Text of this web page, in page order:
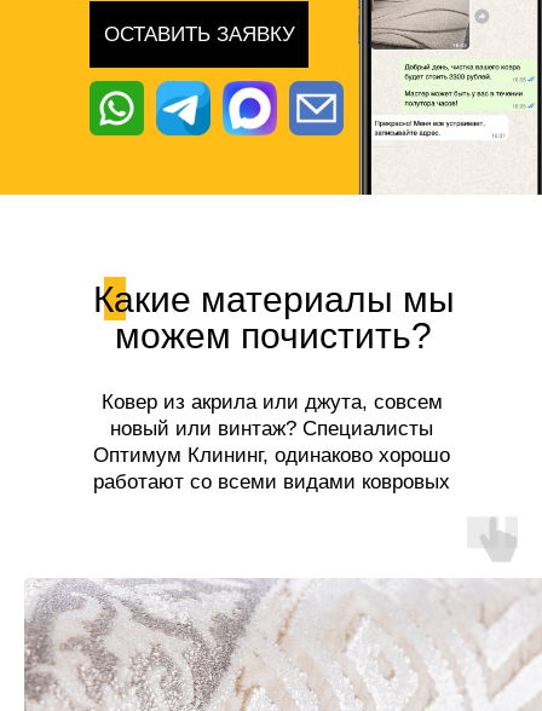
ОСТАВИТЬ ЗАЯВКУ
Какие материалы мы
можем почистить?
Ковер из акрила или джута, совсем
новый или винтаж? Специалисты
Оптимум Клининг, одинаково хорошо
работают со всеми видами ковровых